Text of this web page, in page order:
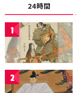
24時間
1
2